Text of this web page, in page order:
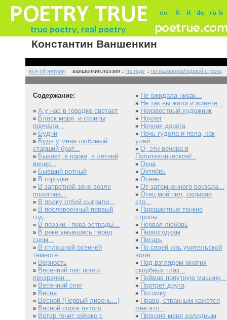
Константин Ваншенкин
все об авторе ваншенкин.поэзия :: по году:: по названию/первой строке
Содержание:
» А у нас в городке светает
» Блеск моря, и скрипы
причала...
» Будни
» Будь у меня любимый
старший брат...
» Бывает, в парке, в летний
вечер...
» Бывший ротный
» В городке
» В запретной зоне возле
полигона...
» В полку отбой сыграли...
» В послевоенный первый
год...
» В поэзии - пора эстрады...
» В реке умывшись перед
сном...
» В сплошной осенней
темноте...
» Верность
» Весенний лес почти
прозрачен...
» Весенний снег
» Весна
» Весной (Первый ливень...)
» Весной сорок пятого
» Ветер гонит облако с
» Не ожидала никак...
» Не так вы жили и живете...
» Неизвестный художник
» Ночлег
» Ночная дорога
» Ночь гудела и пела, как
улей...
» О, эти вечера в
Политехническом!..
» Окна
» Октябрь
» Осень
» От затемненного вокзала...
» Отец мой пил, скрывая
это...
» Парашютные тонкие
стропы...
» Первая любовь
» Первогодкам
» Писарь
» По своей иль учительской
воле...
» Под взглядом многих
скорбных глаз...
» Поймав попутную машину...
» Портрет друга
» Потомку
» Право, странным кажется
мне это...
» Пронзив меня холодным